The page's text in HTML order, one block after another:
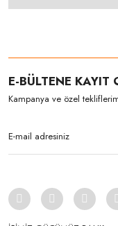
E-BÜLTENE KAYIT
Kampanya ve özel